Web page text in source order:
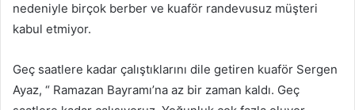
nedeniyle birçok berber ve kuaför randevusuz müşteri
kabul etmiyor.
Geç saatlere kadar çalıştıklarını dile getiren kuaför Sergen
Ayaz, “ Ramazan Bayramı’na az bir zaman kaldı. Geç